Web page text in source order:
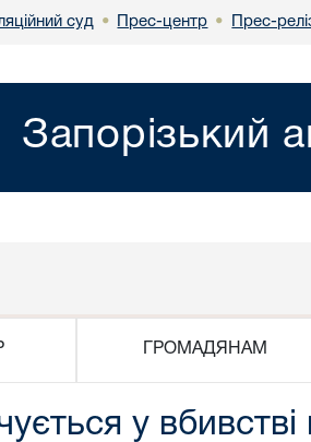
суд • Прес-центр • Прес-
Запорізький
ГРОМАДЯНАМ
у